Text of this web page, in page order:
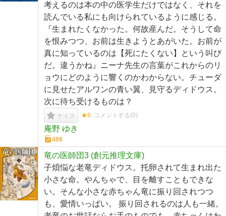
考えるのは本の中の医学生だけではなく、それを
読んでいる私にも向けられているように感じる。
『生まれたくなかった。何故産んだ。そうして命
を恨みつつ、お前は生きようとあがいた。お前が
真に知っているのは【死にたくない】という叫び
だ。違うかね』ニーナ先生の言葉がこれからのリ
ョウにどのように響くのかわからない。チューダ
に見せたアルワンの青い翼、見守るディドウス。
次に待ち受けるものは？
ナイス ★8 コメントする(0)
庵野 ゆき
498
竜の医師団3 (創元推理文庫)
子煩悩な老竜ディドウス。托卵されて生まれ出た
小さな命。やんちゃで、目を離すこともできな
い。そんな小さな赤ちゃん竜に振り回されつつ
も、愛情いっぱい。 振り回されるのは人も一緒。